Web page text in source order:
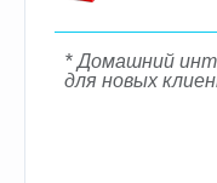
* Домашний
для новых